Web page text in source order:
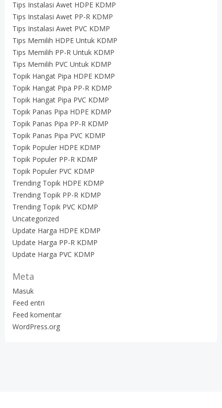
Tips Instalasi Awet HDPE KDMP
Tips Instalasi Awet PP-R KDMP
Tips Instalasi Awet PVC KDMP
Tips Memilih HDPE Untuk KDMP
Tips Memilih PP-R Untuk KDMP
Tips Memilih PVC Untuk KDMP
Topik Hangat Pipa HDPE KDMP
Topik Hangat Pipa PP-R KDMP
Topik Hangat Pipa PVC KDMP
Topik Panas Pipa HDPE KDMP
Topik Panas Pipa PP-R KDMP
Topik Panas Pipa PVC KDMP
Topik Populer HDPE KDMP
Topik Populer PP-R KDMP
Topik Populer PVC KDMP
Trending Topik HDPE KDMP
Trending Topik PP-R KDMP
Trending Topik PVC KDMP
Uncategorized
Update Harga HDPE KDMP
Update Harga PP-R KDMP
Update Harga PVC KDMP
Meta
Masuk
Feed entri
Feed komentar
WordPress.org